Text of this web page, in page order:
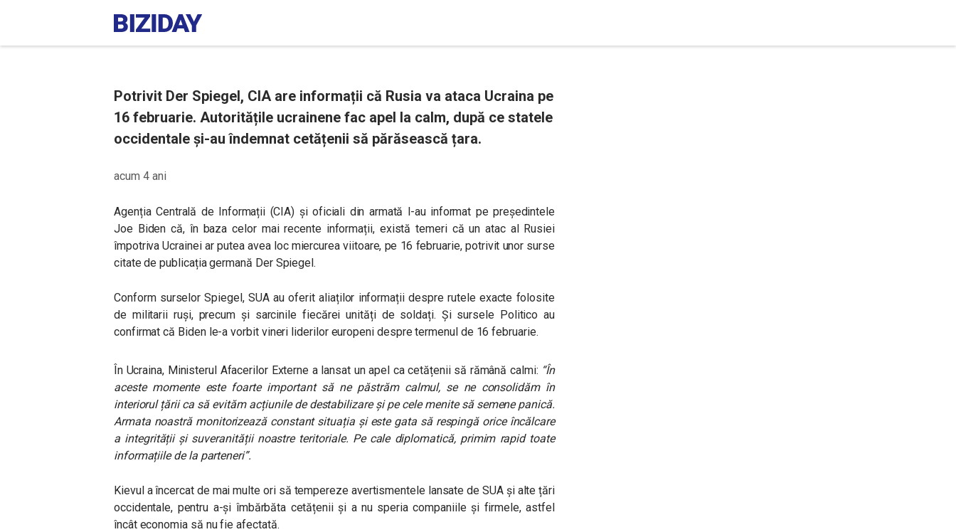
Potrivit Der Spiegel, CIA are informații că Rusia va ataca Ucraina pe
16 februarie. Autoritățile ucrainene fac apel la calm, după ce statele
occidentale și-au îndemnat cetățenii să părăsească țara.
acum 4 ani
Agenția Centrală de Informații (CIA) și oficiali din armată l-au informat pe președintele
Joe Biden că, în baza celor mai recente informații, există temeri că un atac al Rusiei
împotriva Ucrainei ar putea avea loc miercurea viitoare, pe 16 februarie, potrivit unor surse
citate de publicația germană Der Spiegel.
Conform surselor Spiegel, SUA au oferit aliaților informații despre rutele exacte folosite
de militarii ruși, precum și sarcinile fiecărei unități de soldați. Și sursele Politico au
confirmat că Biden le-a vorbit vineri liderilor europeni despre termenul de 16 februarie.
În Ucraina, Ministerul Afacerilor Externe a lansat un apel ca cetățenii să rămână calmi: “În
aceste momente este foarte important să ne păstrăm calmul, se ne consolidăm în
interiorul țării ca să evităm acțiunile de destabilizare și pe cele menite să semene panică.
Armata noastră monitorizează constant situația și este gata să respingă orice încălcare
a integrității și suveranității noastre teritoriale. Pe cale diplomatică, primim rapid toate
informațiile de la parteneri”.
Kievul a încercat de mai multe ori să tempereze avertismentele lansate de SUA și alte țări
occidentale, pentru a-și îmbărbăta cetățenii și a nu speria companiile și firmele, astfel
încât economia să nu fie afectată.